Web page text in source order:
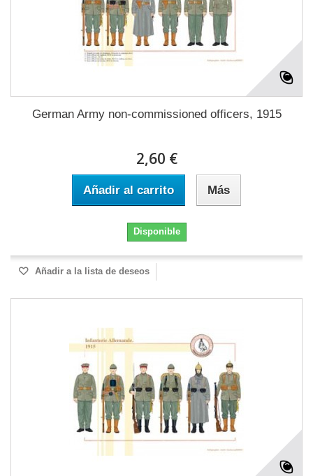
German Army non-commissioned officers, 1915
2,60 €
Añadir al carrito Más
Disponible
Añadir a la lista de deseos